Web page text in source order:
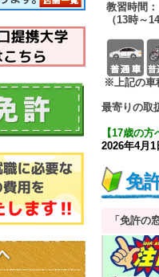
教習時間
（13時～
普
※上記の車
最寄りの取
【17歳の方
2026年4月1
免
「免許の